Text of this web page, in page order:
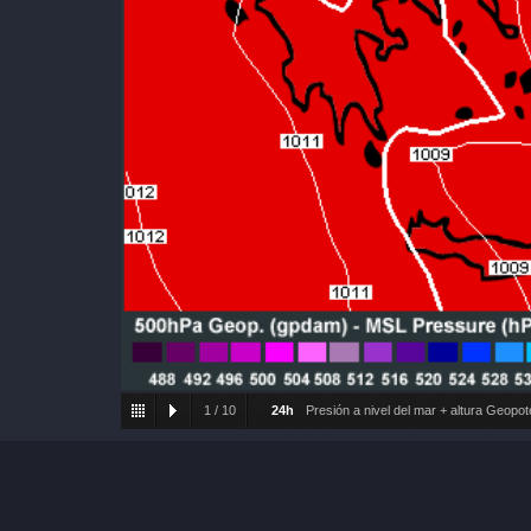
1 / 10 24h Presión a nivel del mar + altura